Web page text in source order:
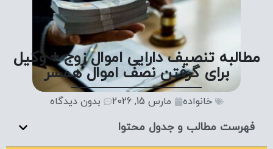
مطالبه تنصیف دارایی اموال زوج + وکیل
برای گرفتن نصف اموال همسر
خانواده مارس 15, 2026 بدون دیدگاه
فهرست مطالب و جدول محتوا